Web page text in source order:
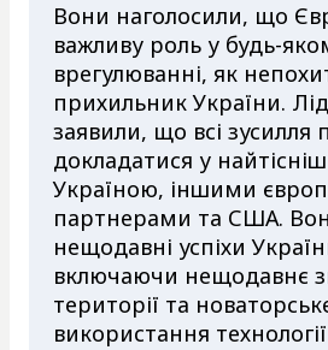
Вони наголосили, що
важливу роль у будь-
врегулюванні, як
прихильник України.
заявили, що всі зусилля
докладатися у
Україною, іншими
партнерами та США.
нещодавні успіхи
включаючи нещодавнє
території та
використання